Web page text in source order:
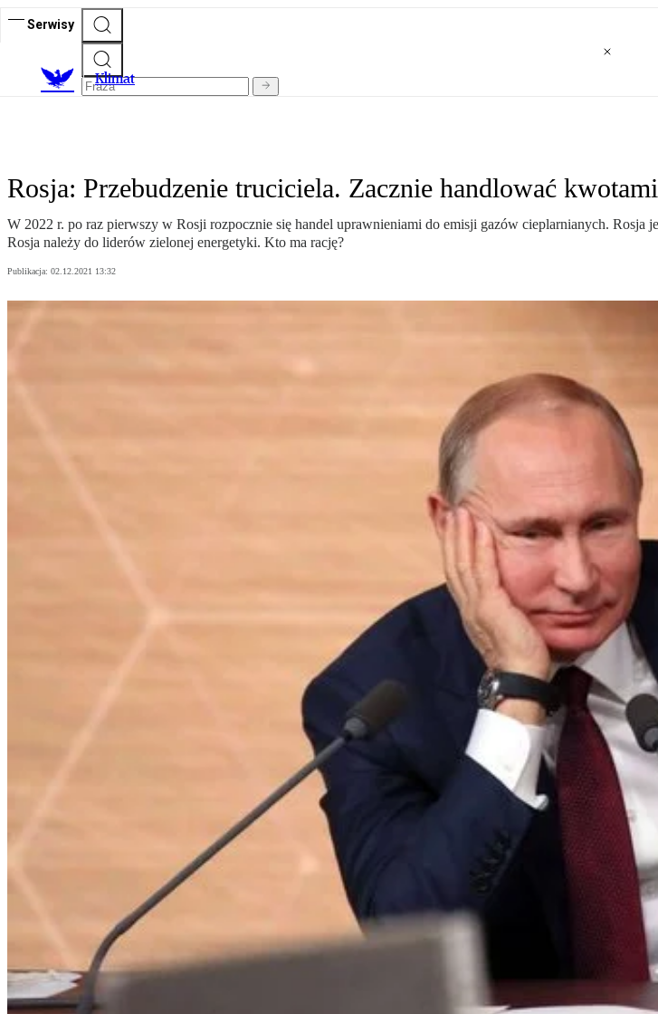
Serwisy
Klimat
Rosja: Przebudzenie truciciela. Zacznie handlować
W 2022 r. po raz pierwszy w Rosji rozpocznie się handel uprawnieniami do emisji gazów cieplarnianych. Rosja
Rosja należy do liderów zielonej energetyki. Kto ma rację?
Publikacja: 02.12.2021 13:32